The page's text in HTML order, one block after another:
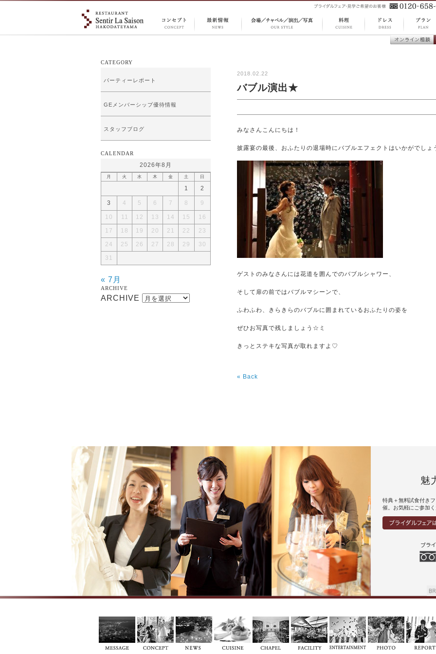
DRESS
PLAN
2018.02.22
バブル演出★
みなさんこんにちは！
披露宴の最後、おふたりの退場時にバブルエフェクトはいかがでしょ
ゲストのみなさんには花道を囲んでのバブルシャワー、
そして扉の前ではバブルマシーンで、
ふわふわ、きらきらのバブルに囲まれているおふたりの姿を
ぜひお写真で残しましょう☆ミ
きっとステキな写真が取れますよ♡
« Back
CATEGORY
パーティーレポート
GEメンバーシップ優待情報
スタッフブログ
CALENDAR
2026年8月
月 火 水 木 金 土 日
1 2
3 4 5 6 7 8 9
10 11 12 13 14 15
16
17
18 19 20 21 22
23
24
25 26 27 28 29
30
31
« 7月
ARCHIVE
ARCHIVE
魅
特典＋無料試食付き
催。お気軽にご参加く